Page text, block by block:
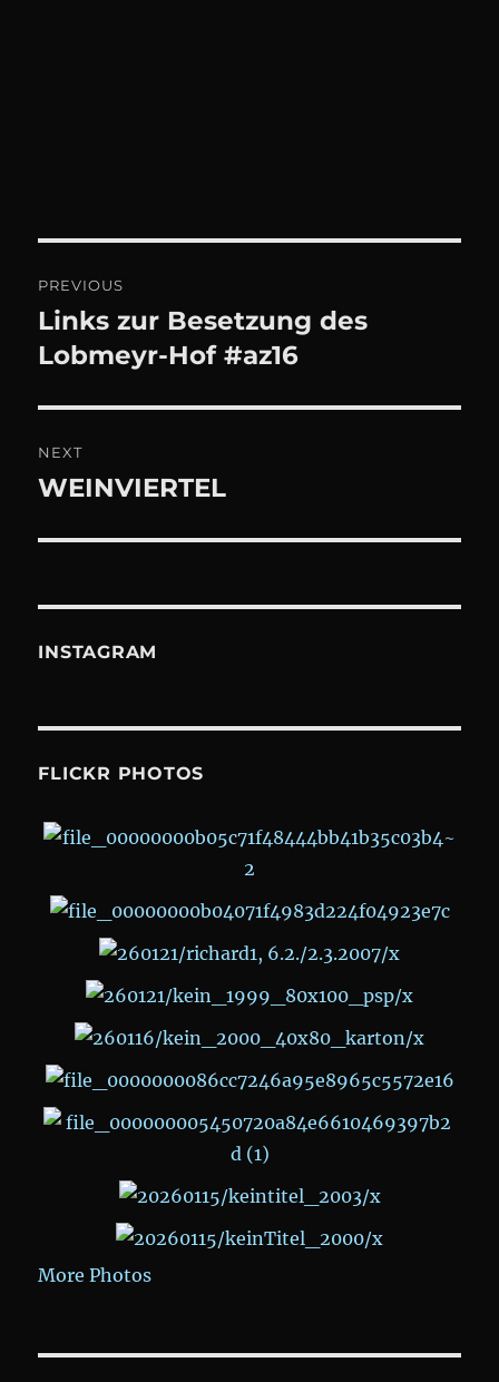
Navigation
PREVIOUS
Previous
post:
Links zur Besetzung des
Lobmeyr-Hof #az16
NEXT
Next
WEINVIERTEL
INSTAGRAM
FLICKR PHOTOS
More Photos